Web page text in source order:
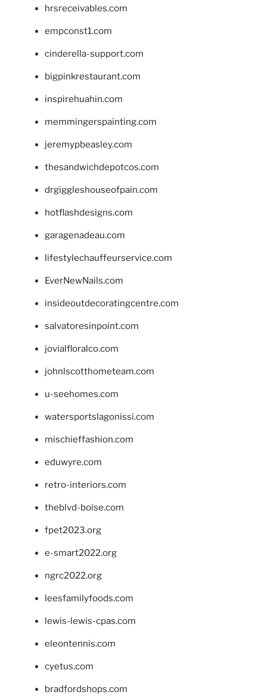
hrsreceivables.com
empconst1.com
cinderella-support.com
bigpinkrestaurant.com
inspirehuahin.com
memmingerspainting.com
jeremypbeasley.com
thesandwichdepotcos.com
drgiggleshouseofpain.com
hotflashdesigns.com
garagenadeau.com
lifestylechauffeurservice.com
EverNewNails.com
insideoutdecoratingcentre.com
salvatoresinpoint.com
jovialfloralco.com
johnlscotthometeam.com
u-seehomes.com
watersportslagonissi.com
mischieffashion.com
eduwyre.com
retro-interiors.com
theblvd-boise.com
fpet2023.org
e-smart2022.org
ngrc2022.org
leesfamilyfoods.com
lewis-lewis-cpas.com
eleontennis.com
cyetus.com
bradfordshops.com